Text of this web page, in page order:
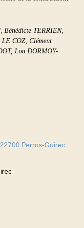
Bénédicte TERRIEN,
COZ, Clément
Lou DORMOY-
Perros-Guirec